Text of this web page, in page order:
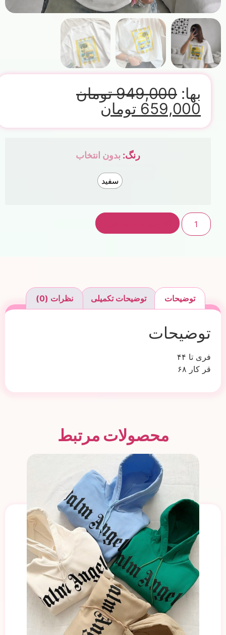
بها: 949,000 تومان
659,000 تومان
رنگ: بدون انتخاب
سفید
توضیحات توضیحات تکمیلی نظرات (0)
توضیحات
فری تا ۴۴
قر کار ۶۸
محصولات مرتبط